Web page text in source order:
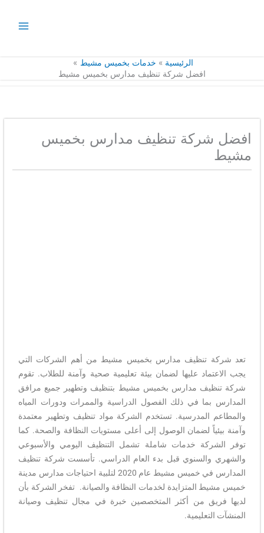
الرئيسية
خدمات بخميس مشيط
افضل شركة تنظيف مدارس بخميس مشيط
افضل شركة تنظيف مدارس بخميس
مشيط
تعد شركة تنظيف مدارس بخميس مشيط من أهم الشركات التي
يجب الاعتماد عليها لضمان بيئة تعليمية صحية وآمنة للطلاب. تقوم
شركة تنظيف مدارس بخميس مشيط بتنظيف وتطهير جميع مرافق
المدارس بما في ذلك الفصول الدراسية والممرات ودورات المياه
والمطاعم المدرسية. تستخدم الشركة مواد تنظيف وتطهير معتمدة
وآمنة بيئياً لضمان الوصول إلى أعلى مستويات النظافة والصحة. كما
توفر الشركة خدمات شاملة تشمل التنظيف اليومي والأسبوعي
والشهري والسنوي قبل بدء العام الدراسي. تأسست شركة تنظيف
المدارس في خميس مشيط عام 2020 لتلبية احتياجات مدارس مدينة
خميس مشيط المتزايدة لخدمات النظافة والصيانة. تفخر الشركة بأن
لديها فريق من أكثر المتخصصين خبرة في مجال تنظيف وصيانة
المنشآت التعليمية.